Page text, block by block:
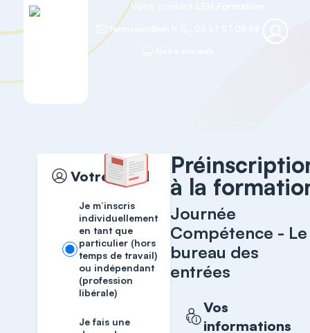
Votre contact
formation@leh.fr
Votre profil
Je m’inscris
individuellement
en tant que
particulier (hors
temps de travail)
ou indépendant
(profession
libérale)
Je fais une
à la
Journée
Compétence - Le
bureau des
entrées
Vos
informations